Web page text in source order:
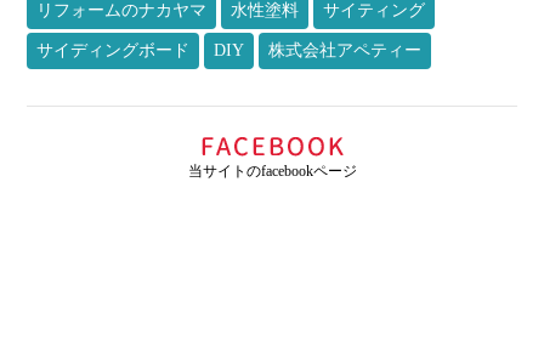
リフォームのナカヤマ 水性塗料 サイティング
サイディングボード DIY 株式会社アペティー
当サイトのfacebookページ